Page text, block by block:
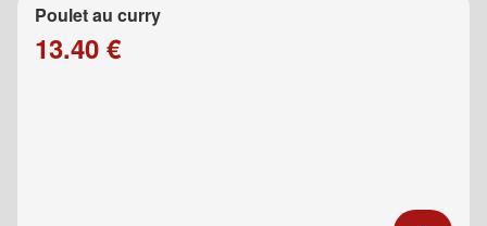
Poulet au curry
13.40 €